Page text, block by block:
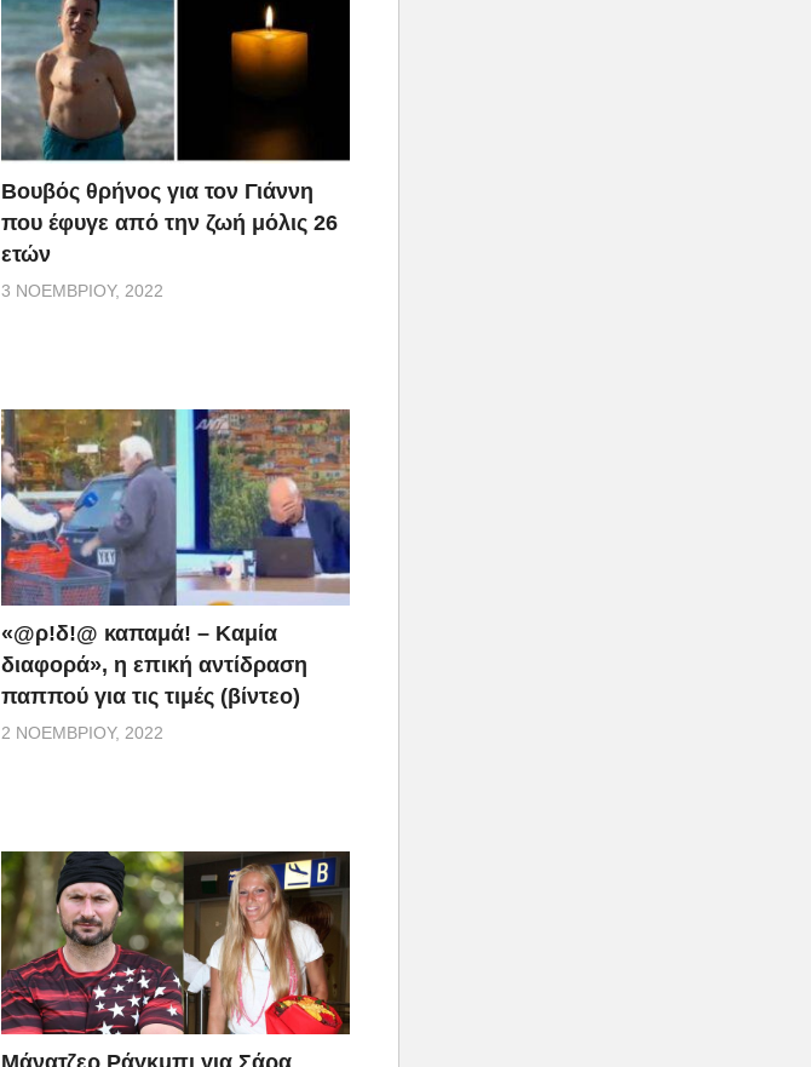
Βουβός θρήνος για τον Γιάννη
που έφυγε από την ζωή μόλις 26
ετών
3 ΝΟΕΜΒΡΊΟΥ, 2022
«@ρ!δ!@ καπαμά! – Καμία
διαφορά», η επική αντίδραση
παππού για τις τιμές (βίντεο)
2 ΝΟΕΜΒΡΊΟΥ, 2022